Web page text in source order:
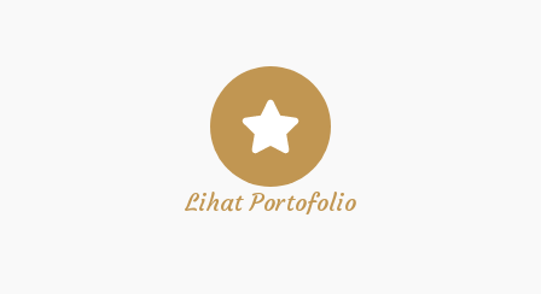
Lihat Portofolio